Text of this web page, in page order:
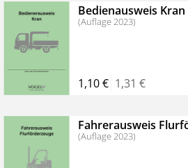
Bedienausweis Kran
(Auflage 2023)
1,10 € 1,31 €
Fahrerausweis
(Auflage 2023)